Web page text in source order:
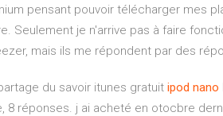
pensant pouvoir télécharger mes
Seulement je n'arrive pas à faire
mais ils me répondent par des
du savoir itunes gratuit ipod nano
8 réponses. j ai acheté en otocbre